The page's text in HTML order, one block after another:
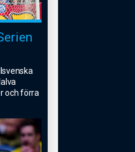
och förra